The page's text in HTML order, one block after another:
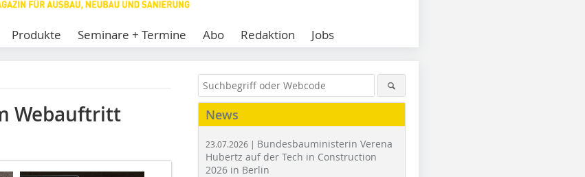
Produkte Seminare + Termine Abo Redaktion Jobs
Webauftritt News
23.07.2026 | Bundesbauministerin Verena
Hubertz auf der Tech in Construction
2026 in Berlin